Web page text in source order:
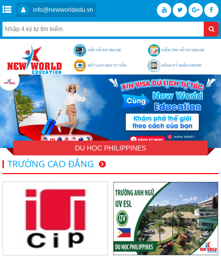
info@newworldedu.vn
NỘP HỒ SƠ ONLINE KIỂM TRA HỒ SƠ ONLINE
ĐẶT LỊCH HẸN TƯ VẤN ĐĂNG KÝ NHẬN EBOOK
DU HỌC PHILIPPINES
TRƯỜNG CAO ĐẲNG